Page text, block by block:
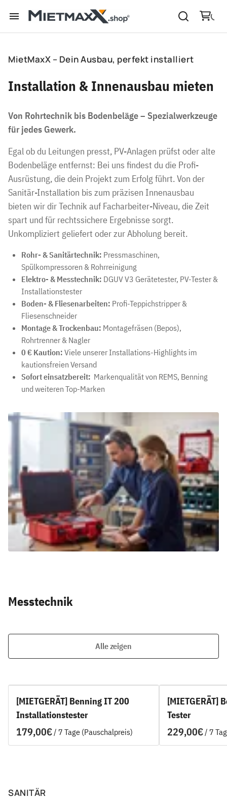
INSTALLATION
Druckluft Technik
Strom
DUMPER
Radlader 2.5t
Transport
Rüttelplatten
Transport
GRASSchubkarren
Dumper
Heckenscheren
Brennholztechnik
Hochdruckreiniger
KLIMA
TROCKNEN
Feuchtemessgeräte
Strom
BELÜFTEN
Baulüfter
Windmaschinen
Heizer | Diesel
SETS %
Bautrockner
Bautrockner + Lüfter
Bautrockner + Lüfter + Heizer
EVENT
MUSIK
JBL PartyBoxen
Micros
Ambiente Leuchten
CO2 Effekt Nebler
PARTY SETS %
Party | klein
Party | groß
INFRASTRUKTUR
Stromaggregate
Feuerschalen / Grills
E-Scooter
Strom
🐎 PONY
BEMER [DOG]
EQUUSIR
INHALATIONS THERAPIE
Inhalatoren [MIETE]
Inhalatoren [KAUF]
Verbrauch
SÄTTEL & PADS
Signum | Paddles
Signum | Pads
Christ
Brockamp
PFLEGE & MEHR
Licht Therapie
Heubedampfer
Metalldetektoren
ADD-ON's
SALE
MietMaxX – Dein Ausbau, perfekt installiert
Installation & Innenausbau mieten
Von Rohrtechnik bis Bodenbeläge – Spezialwerkzeuge
für jedes Gewerk.
Egal ob du Leitungen presst, PV-Anlagen prüfst oder alte
Bodenbeläge entfernst: Bei uns findest du die Profi-
Ausrüstung, die dein Projekt zum Erfolg führt. Von der
Sanitär-Installation bis zum präzisen Innenausbau
bieten wir dir Technik auf Facharbeiter-Niveau, die Zeit
spart und für rechtssichere Ergebnisse sorgt.
Unkompliziert geliefert oder zur Abholung bereit.
Rohr- & Sanitärtechnik: Pressmaschinen,
Spülkompressoren & Rohrreinigung
Elektro- & Messtechnik: DGUV V3 Gerätetester, PV-Tester &
Installationstester
Boden- & Fliesenarbeiten: Profi-Teppichstripper &
Fliesenschneider
Montage & Trockenbau: Montagefräsen (Bepos),
Rohrtrenner & Nagler
0 € Kaution: Viele unserer Installations-Highlights im
kautionsfreien Versand
Sofort einsatzbereit: Markenqualität von REMS, Benning
und weiteren Top-Marken
Messtechnik
Alle zeigen
[MIETGERÄT] Benning IT 200
Installationstester
/
[MIETGERÄT]
Tester
/
SANITÄR